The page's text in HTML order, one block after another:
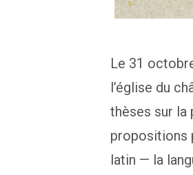
Le 31
l’église du
thèses sur la
propositions
latin — la